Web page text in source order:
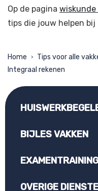
Op de pagina wiskunde
tips die jouw helpen bij
Home > Tips voor alle
Integraal rekenen
BIJLES VAKKEN
EXAMENTRAINING
OVERIGE